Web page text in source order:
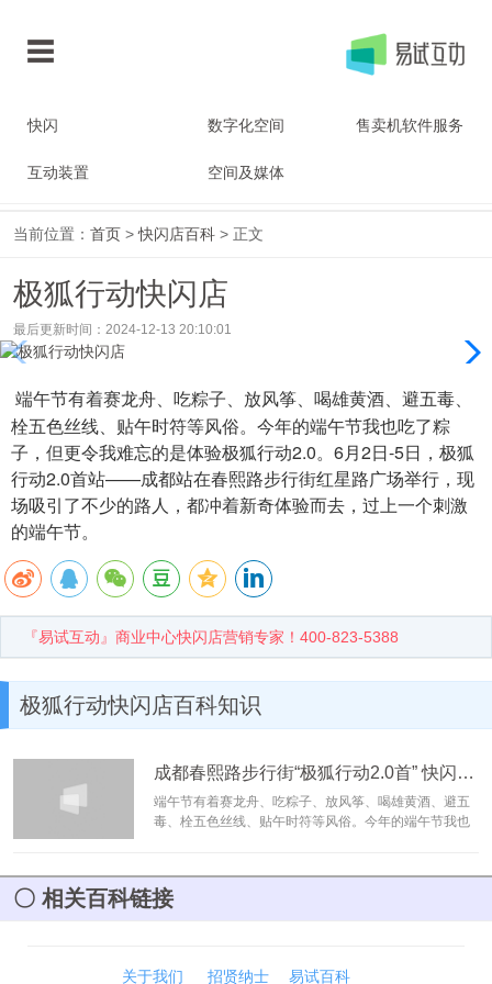
快闪 数字化空间 售卖机软件服务
互动装置 空间及媒体
当前位置： 首页 >快闪店百科 > 正文
极狐行动快闪店
最后更新时间：2024-12-13 20:10:01
端午节有着赛龙舟、吃粽子、放风筝、喝雄黄酒、避五毒、
栓五色丝线、贴午时符等风俗。今年的端午节我也吃了粽
子，但更令我难忘的是体验极狐行动2.0。6月2日-5日，极狐
行动2.0首站——成都站在春熙路步行街红星路广场举行，现
场吸引了不少的路人，都冲着新奇体验而去，过上一个刺激
的端午节。
『易试互动』商业中心快闪店营销专家！400-823-5388
极狐行动快闪店百科知识
成都春熙路步行街“极狐行动2.0首” 快闪店案例
端午节有着赛龙舟、吃粽子、放风筝、喝雄黄酒、避五
毒、栓五色丝线、贴午时符等风俗。今年的端午节我也
星路广场举行，现场吸引了不少的路人，都冲着新奇体
验而去，过上一个刺激的端午节。
相关百科链接
关于我们 招贤纳士 易试百科